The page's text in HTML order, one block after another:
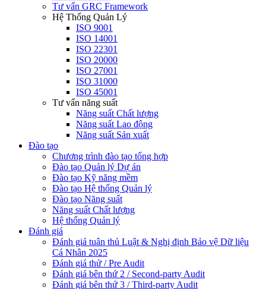
Tư vấn GRC Framework
Hệ Thống Quản Lý
ISO 9001
ISO 14001
ISO 22301
ISO 20000
ISO 27001
ISO 31000
ISO 45001
Tư vấn năng suất
Năng suất Chất lượng
Năng suất Lao động
Năng suất Sản xuất
Đào tạo
Chương trình đào tạo tổng hợp
Đào tạo Quản lý Dự án
Đào tạo Kỹ năng mềm
Đào tạo Hệ thống Quản lý
Đào tạo Năng suất
Năng suất Chất lượng
Hệ thống Quản lý
Đánh giá
Đánh giá tuân thủ Luật & Nghị định Bảo vệ Dữ liệu
Cá Nhân 2025
Đánh giá thử / Pre Audit
Đánh giá bên thứ 2 / Second-party Audit
Đánh giá bên thứ 3 / Third-party Audit